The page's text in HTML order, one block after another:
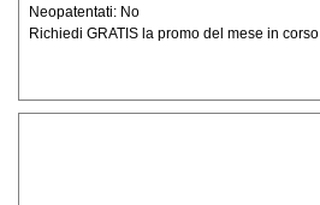
Neopatentati: No
Richiedi GRATIS la promo del mese in corso